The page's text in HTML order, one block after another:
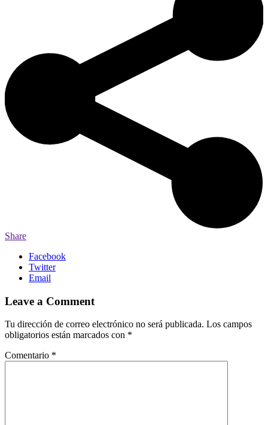
Share
Facebook
Twitter
Email
Leave a Comment
Tu dirección de correo electrónico no será publicada. Los campos
obligatorios están marcados con *
Comentario *